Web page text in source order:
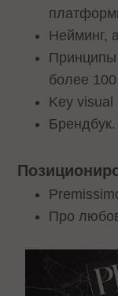
Нейминг,
более
Key visual
Брендбук.
Про